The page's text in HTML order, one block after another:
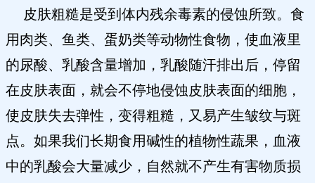
皮肤粗糙是受到体内残余毒素的侵蚀所致。食
用肉类、鱼类、蛋奶类等动物性食物，使血液里
的尿酸、乳酸含量增加，乳酸随汗排出后，停留
在皮肤表面，就会不停地侵蚀皮肤表面的细胞，
使皮肤失去弹性，变得粗糙，又易产生皱纹与斑
点。如果我们长期食用碱性的植物性蔬果，血液
中的乳酸会大量减少，自然就不产生有害物质损